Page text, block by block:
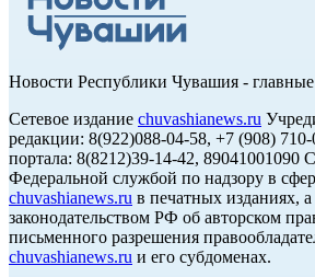
Новости Республики Чувашия -
Сетевое издание chuvashianews.ru
редакции: 8(922)088-04-58, +7 (908)
портала: 8(8212)39-14-42, 89041001090
Федеральной службой по надзору в
chuvashianews.ru в печатных изданиях,
законодательством РФ об авторском
письменного разрешения
chuvashianews.ru и его субдоменах.